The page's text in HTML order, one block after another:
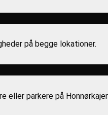
på begge lokationer.
eller parkere på